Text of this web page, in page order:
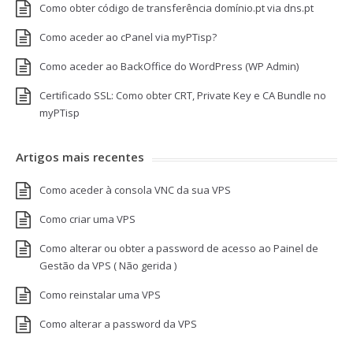
Como obter código de transferência domínio.pt via dns.pt
Como aceder ao cPanel via myPTisp?
Como aceder ao BackOffice do WordPress (WP Admin)
Certificado SSL: Como obter CRT, Private Key e CA Bundle no
myPTisp
Artigos mais recentes
Como aceder à consola VNC da sua VPS
Como criar uma VPS
Como alterar ou obter a password de acesso ao Painel de
Gestão da VPS ( Não gerida )
Como reinstalar uma VPS
Como alterar a password da VPS